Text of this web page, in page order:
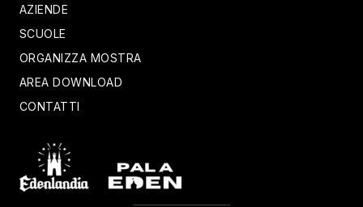
AZIENDE
SCUOLE
ORGANIZZA MOSTRA
AREA DOWNLOAD
CONTATTI